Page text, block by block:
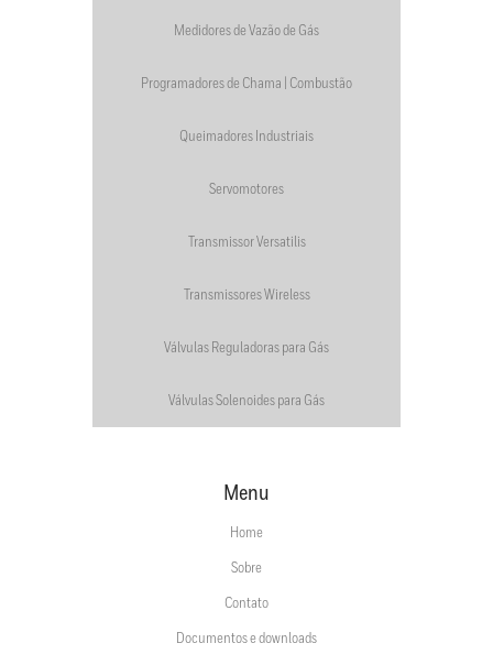
Medidores de Vazão de Gás
Programadores de Chama | Combustão
Queimadores Industriais
Servomotores
Transmissor Versatilis
Transmissores Wireless
Válvulas Reguladoras para Gás
Válvulas Solenoides para Gás
Menu
Home
Sobre
Contato
Documentos e downloads